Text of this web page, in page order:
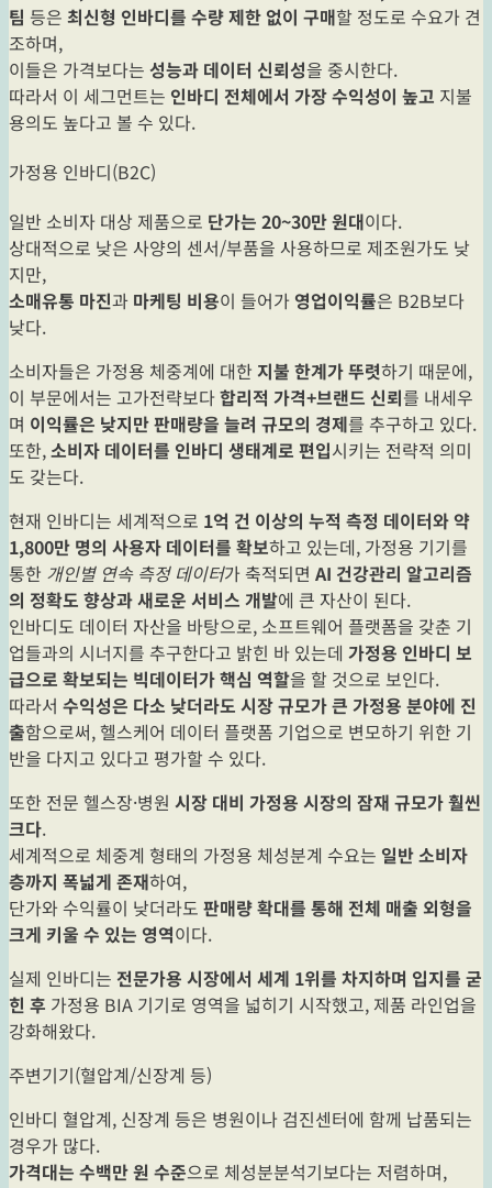
팀 등은 최신형 인바디를 수량 제한 없이 구매할 정도로 수요가 견
조하며,
이들은 가격보다는 성능과 데이터 신뢰성을 중시한다.
따라서 이 세그먼트는 인바디 전체에서 가장 수익성이 높고 지불
용의도 높다고 볼 수 있다.
가정용 인바디(B2C)
일반 소비자 대상 제품으로 단가는 20~30만 원대이다.
상대적으로 낮은 사양의 센서/부품을 사용하므로 제조원가도 낮
지만,
소매유통 마진과 마케팅 비용이 들어가 영업이익률은 B2B보다
낮다.
소비자들은 가정용 체중계에 대한 지불 한계가 뚜렷하기 때문에,
이 부문에서는 고가전략보다합리적 가격+브랜드 신뢰를 내세우
며 이익률은 낮지만 판매량을 늘려 규모의 경제를 추구하고 있다.
또한,소비자 데이터를 인바디 생태계로 편입시키는 전략적 의미
도 갖는다.
현재 인바디는 세계적으로 1억 건 이상의 누적 측정 데이터와 약
1,800만 명의 사용자 데이터를 확보하고 있는데, 가정용 기기를
통한 개인별 연속 측정 데이터가 축적되면 AI 건강관리 알고리즘
의 정확도 향상과 새로운 서비스 개발에 큰 자산이 된다.
인바디도 데이터 자산을 바탕으로, 소프트웨어 플랫폼을 갖춘 기
업들과의 시너지를 추구한다고 밝힌 바 있는데 가정용 인바디 보
급으로 확보되는 빅데이터가 핵심 역할을 할 것으로 보인다.
따라서 수익성은 다소 낮더라도 시장 규모가 큰 가정용 분야에 진
출함으로써, 헬스케어 데이터 플랫폼 기업으로 변모하기 위한 기
반을 다지고 있다고 평가할 수 있다.
또한 전문 헬스장·병원 시장 대비 가정용 시장의 잠재 규모가 훨씬
크다.
세계적으로 체중계 형태의 가정용 체성분계 수요는 일반 소비자
층까지 폭넓게 존재하여,
단가와 수익률이 낮더라도 판매량 확대를 통해 전체 매출 외형을
크게 키울 수 있는 영역이다.
실제 인바디는 전문가용 시장에서 세계 1위를 차지하며 입지를 굳
힌 후 가정용 BIA 기기로 영역을 넓히기 시작했고, 제품 라인업을
강화해왔다.
주변기기(혈압계/신장계 등)
인바디 혈압계, 신장계 등은 병원이나 검진센터에 함께 납품되는
경우가 많다.
가격대는 수백만 원 수준으로 체성분분석기보다는 저렴하며,